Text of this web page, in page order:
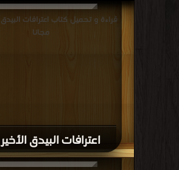
اعترافات البيدق الأخير PDF
مجانا